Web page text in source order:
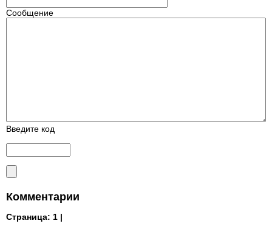
Сообщение
Введите код
Комментарии
Страница: 1 |